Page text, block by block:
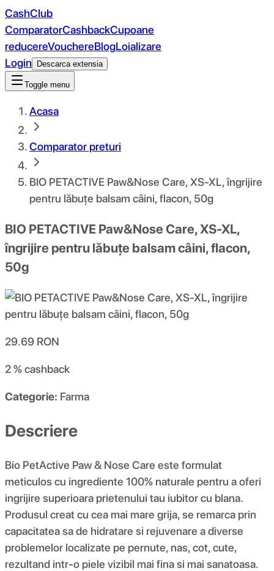
CashClub
ComparatorCashbackCupoane
reducereVouchereBlogLoializare
Login
Descarca extensia
Toggle menu
Acasa
Comparator preturi
BIO PETACTIVE Paw&Nose Care, XS-XL, îngrijire
pentru lăbuțe balsam câini, flacon, 50g
BIO PETACTIVE Paw&Nose Care, XS-XL,
îngrijire pentru lăbuțe balsam câini, flacon,
50g
29.69 RON
2 %cashback
Categorie: Farma
Descriere
Bio PetActive Paw & Nose Care este formulat
meticulos cu ingrediente 100% naturale pentru a oferi
ingrijire superioara prietenului tau iubitor cu blana.
Produsul creat cu cea mai mare grija, se remarca prin
capacitatea sa de hidratare si rejuvenare a diverse
problemelor localizate pe pernute, nas, cot, cute,
rezultand intr-o piele vizibil mai fina si mai sanatoasa.